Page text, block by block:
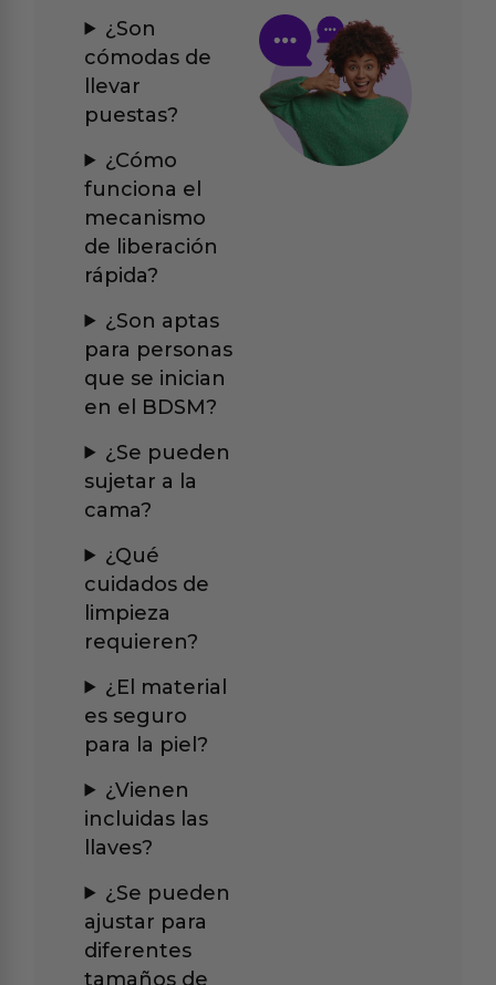
¿Son
cómodas de
llevar
puestas?
¿Cómo
funciona el
mecanismo
de liberación
rápida?
¿Son aptas
para personas
que se inician
en el BDSM?
¿Se pueden
sujetar a la
cama?
¿Qué
cuidados de
limpieza
requieren?
¿El material
es seguro
para la piel?
¿Vienen
incluidas las
llaves?
¿Se pueden
ajustar para
diferentes
tamaños de